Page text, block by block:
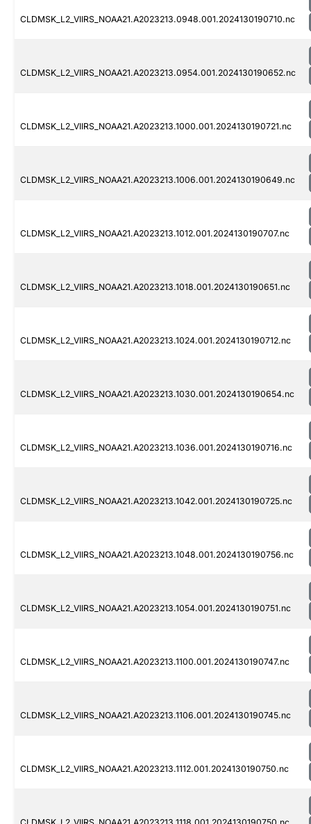
CLDMSK_L2_VIIRS_NOAA21.A2023213.0948.001.2024130190710.nc
CLDMSK_L2_VIIRS_NOAA21.A2023213.0954.001.2024130190652.nc
CLDMSK_L2_VIIRS_NOAA21.A2023213.1000.001.2024130190721.nc
CLDMSK_L2_VIIRS_NOAA21.A2023213.1006.001.2024130190649.nc
CLDMSK_L2_VIIRS_NOAA21.A2023213.1012.001.2024130190707.nc
CLDMSK_L2_VIIRS_NOAA21.A2023213.1018.001.2024130190651.nc
CLDMSK_L2_VIIRS_NOAA21.A2023213.1024.001.2024130190712.nc
CLDMSK_L2_VIIRS_NOAA21.A2023213.1030.001.2024130190654.nc
CLDMSK_L2_VIIRS_NOAA21.A2023213.1036.001.2024130190716.nc
CLDMSK_L2_VIIRS_NOAA21.A2023213.1042.001.2024130190725.nc
CLDMSK_L2_VIIRS_NOAA21.A2023213.1048.001.2024130190756.nc
CLDMSK_L2_VIIRS_NOAA21.A2023213.1054.001.2024130190751.nc
CLDMSK_L2_VIIRS_NOAA21.A2023213.1100.001.2024130190747.nc
CLDMSK_L2_VIIRS_NOAA21.A2023213.1106.001.2024130190745.nc
CLDMSK_L2_VIIRS_NOAA21.A2023213.1112.001.2024130190750.nc